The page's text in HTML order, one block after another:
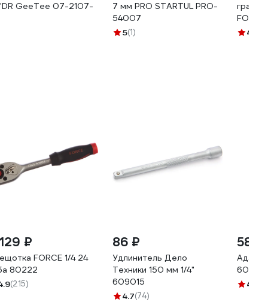
GeeTee 07-2107-
7 мм PRO STARTUL PRO-
54007
5(1)
4.9
₽
FORCE 1/4 24
80222
(215)
86 ₽
Удлинитель Дело
Техники 150 мм 1/4"
609015
4.7(74)
58 ₽
60190
4.9